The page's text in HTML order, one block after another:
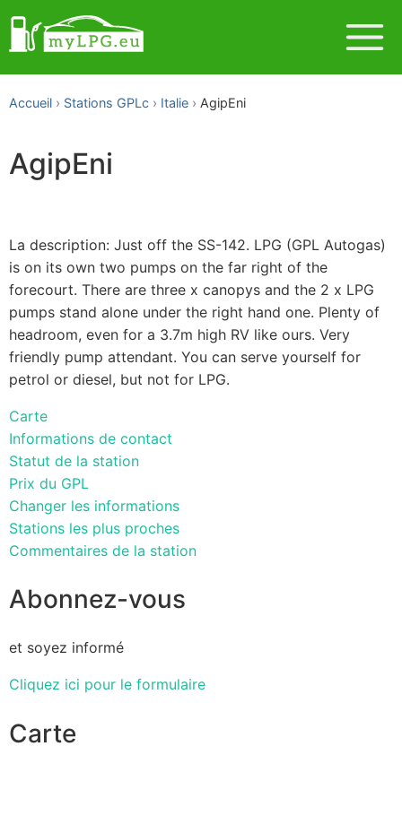
Accueil Stations GPLc Italie AgipEni
AgipEni
La description: Just off the SS-142. LPG (GPL Autogas)
is on its own two pumps on the far right of the
forecourt. There are three x canopys and the 2 x LPG
pumps stand alone under the right hand one. Plenty of
headroom, even for a 3.7m high RV like ours. Very
friendly pump attendant. You can serve yourself for
petrol or diesel, but not for LPG.
Carte
Informations de contact
Statut de la station
Prix du GPL
Changer les informations
Stations les plus proches
Commentaires de la station
Abonnez-vous
et soyez informé
Cliquez ici pour le formulaire
Carte